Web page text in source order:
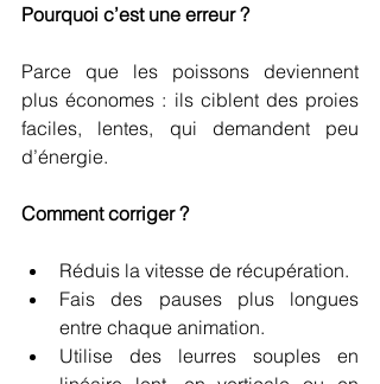
Pourquoi c’est une erreur ?
Parce que les poissons deviennent
plus économes : ils ciblent des proies
faciles, lentes, qui demandent peu
d’énergie.
Comment corriger ?
Réduis la vitesse de récupération.
Fais des pauses plus longues
entre chaque animation.
Utilise des leurres souples en